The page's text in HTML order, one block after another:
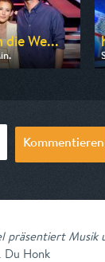
die We...
7
Kommentieren
präsentiert Musik
Du Honk